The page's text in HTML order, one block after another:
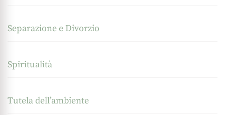
Separazione e Divorzio
Spiritualità
Tutela dell’ambiente